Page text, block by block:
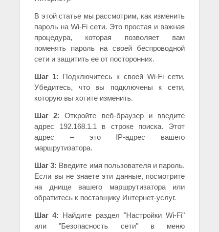
В этой статье мы рассмотрим, как изменить
пароль на Wi-Fi сети. Это простая и важная
процедура, которая позволяет вам
поменять пароль на своей беспроводной
сети и защитить ее от посторонних.
Шаг 1: Подключитесь к своей Wi-Fi сети.
Убедитесь, что вы подключены к сети,
которую вы хотите изменить.
Шаг 2: Откройте веб-браузер и введите
адрес 192.168.1.1 в строке поиска. Этот
адрес – это IP-адрес вашего
маршрутизатора.
Шаг 3: Введите имя пользователя и пароль.
Если вы не знаете эти данные, посмотрите
на днище вашего маршрутизатора или
обратитесь к поставщику Интернет-услуг.
Шаг 4: Найдите раздел "Настройки Wi-Fi"
или "Безопасность сети" в меню